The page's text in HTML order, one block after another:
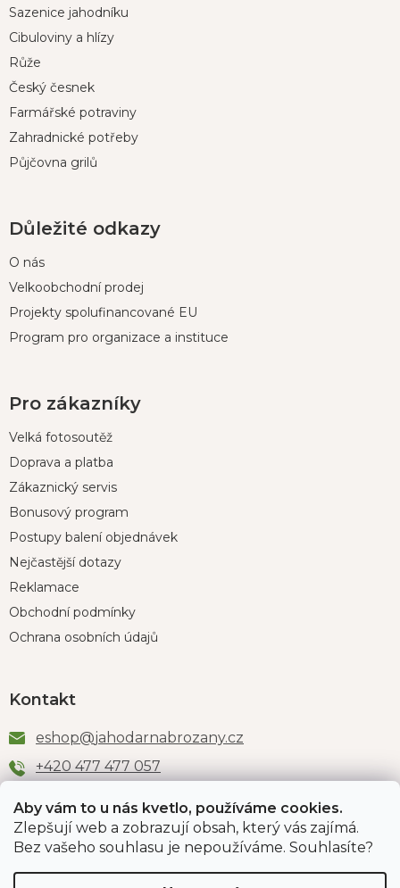
Aby vám to u nás kvetlo, používáme cookies.
Zlepšují web a zobrazují obsah, který vás zajímá.
Bez vašeho souhlasu je nepoužíváme. Souhlasíte?
aSazenice jahodníku
Cibuloviny a hlízy
Růže
Český česnek
Farmářské potraviny
Zahradnické potřeby
Půjčovna grilů
Důležité odkazy
O nás
Velkoobchodní prodej
Projekty spolufinancované EU
Program pro organizace a instituce
Pro zákazníky
Velká fotosoutěž
Doprava a platba
Zákaznický servis
Bonusový program
Postupy balení objednávek
Nejčastější dotazy
Reklamace
Obchodní podmínky
Ochrana osobních údajů
Kontakt
eshop@jahodarnabrozany.cz
+420 477 477 057
Odběr newsletteru